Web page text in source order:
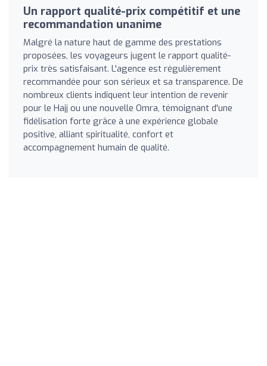
Un rapport qualité-prix compétitif et une
recommandation unanime
Malgré la nature haut de gamme des prestations
proposées, les voyageurs jugent le rapport qualité-
prix très satisfaisant. L'agence est régulièrement
recommandée pour son sérieux et sa transparence. De
nombreux clients indiquent leur intention de revenir
pour le Hajj ou une nouvelle Omra, témoignant d'une
fidélisation forte grâce à une expérience globale
positive, alliant spiritualité, confort et
accompagnement humain de qualité.